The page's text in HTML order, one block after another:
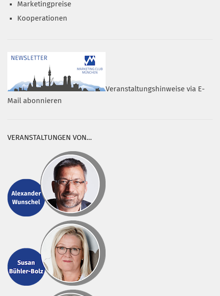
Marketingpreise
Kooperationen
Veranstaltungshinweise via E-
Mail abonnieren
VERANSTALTUNGEN VON…